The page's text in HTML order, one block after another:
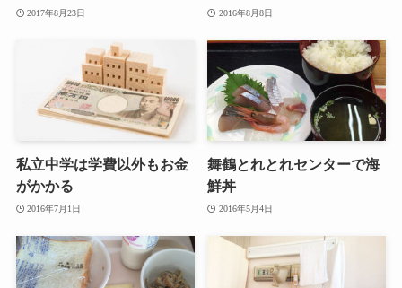
2017年8月23日 2016年8月8日
私立中学は学費以外もお金
がかかる
2016年7月1日
舞鶴とれとれセンターで海
鮮丼
2016年5月4日